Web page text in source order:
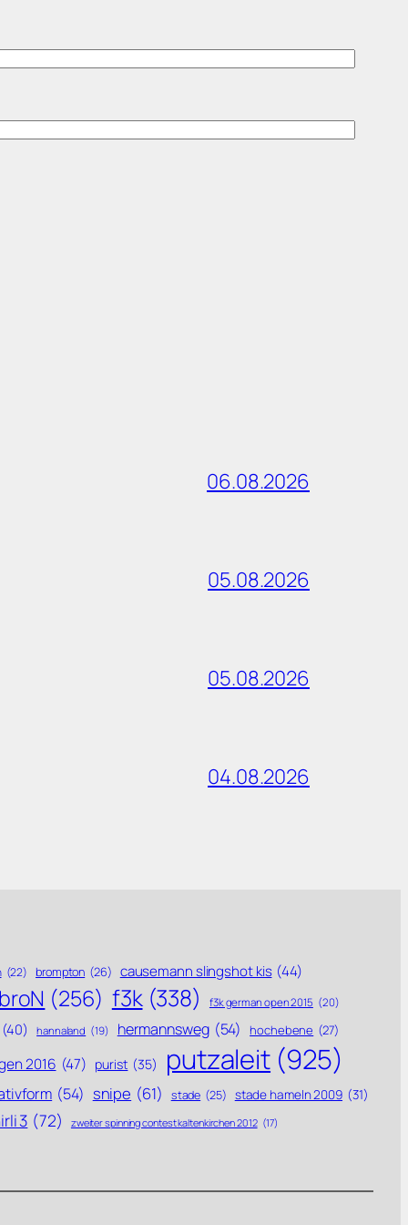
06.08.2026
05.08.2026
05.08.2026
04.08.2026
(22) brompton (26) causemann slingshot kis (44)
(256) f3k (338) f3k german open 2015 (20)
(40) hannaland (19) hermannsweg (54) hochebene (27)
2016 (47) purist (35) putzaleit (925)
(54) snipe (61) stade (25) stade hameln 2009 (31)
3 (72) zweiter spinning contest kaltenkirchen 2012 (17)